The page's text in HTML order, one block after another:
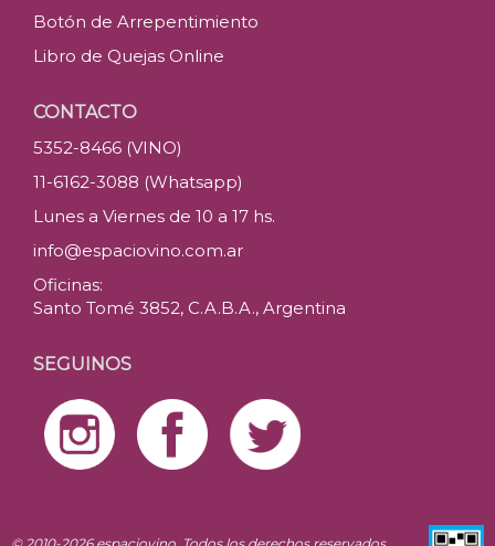
Botón de Arrepentimiento
Libro de Quejas Online
CONTACTO
5352-8466 (VINO)
11-6162-3088 (Whatsapp)
Lunes a Viernes de 10 a 17 hs.
info@espaciovino.com.ar
Oficinas:
Santo Tomé 3852, C.A.B.A., Argentina
SEGUINOS